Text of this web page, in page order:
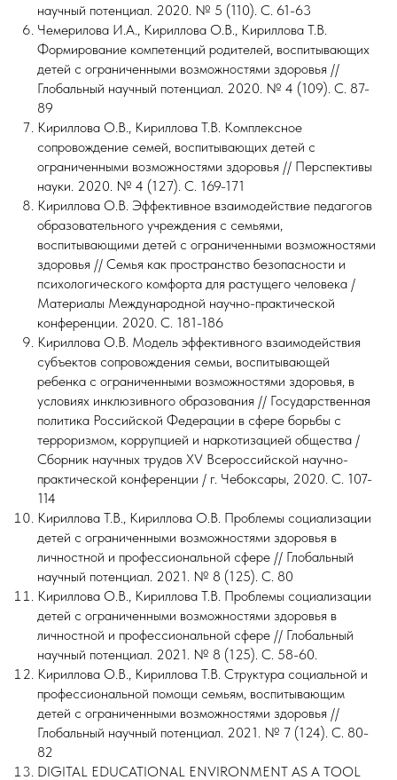
научный потенциал. 2020. № 5 (110). С. 61-63
Чемерилова И.А., Кириллова О.В., Кириллова Т.В.
Формирование компетенций родителей, воспитывающих
детей с ограниченными возможностями здоровья //
Глобальный научный потенциал. 2020. № 4 (109). С. 87-
89
Кириллова О.В., Кириллова Т.В. Комплексное
сопровождение семей, воспитывающих детей с
ограниченными возможностями здоровья // Перспективы
науки. 2020. № 4 (127). С. 169-171
Кириллова О.В. Эффективное взаимодействие педагогов
образовательного учреждения с семьями,
воспитывающими детей с ограниченными возможностями
здоровья // Семья как пространство безопасности и
психологического комфорта для растущего человека /
Материалы Международной научно-практической
конференции. 2020. С. 181-186
Кириллова О.В. Модель эффективного взаимодействия
субъектов сопровождения семьи, воспитывающей
ребенка с ограниченными возможностями здоровья, в
условиях инклюзивного образования // Государственная
политика Российской Федерации в сфере борьбы с
терроризмом, коррупцией и наркотизацией общества /
Сборник научных трудов XV Всероссийской научно-
практической конференции / г. Чебоксары, 2020. С. 107-
114
Кириллова Т.В., Кириллова О.В. Проблемы социализации
детей с ограниченными возможностями здоровья в
личностной и профессиональной сфере // Глобальный
научный потенциал. 2021. № 8 (125). С. 80
Кириллова О.В., Кириллова Т.В. Проблемы социализации
детей с ограниченными возможностями здоровья в
личностной и профессиональной сфере // Глобальный
научный потенциал. 2021. № 8 (125). С. 58-60.
Кириллова О.В., Кириллова Т.В. Структура социальной и
профессиональной помощи семьям, воспитывающим
детей с ограниченными возможностями здоровья //
Глобальный научный потенциал. 2021. № 7 (124). С. 80-
82
DIGITAL EDUCATIONAL ENVIRONMENT AS A TOOL